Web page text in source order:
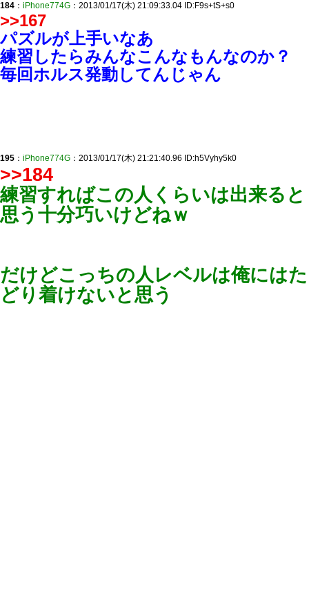
184 ： iPhone774G ：2013/01/17(木) 21:09:33.04 ID:F9s+tS+s0
>>167
パズルが上手いなあ
練習したらみんなこんなもんなのか？
毎回ホルス発動してんじゃん
195 ： iPhone774G ：2013/01/17(木) 21:21:40.96 ID:h5Vyhy5k0
>>184
練習すればこの人くらいは出来ると
思う十分巧いけどねｗ
だけどこっちの人レベルは俺にはた
どり着けないと思う